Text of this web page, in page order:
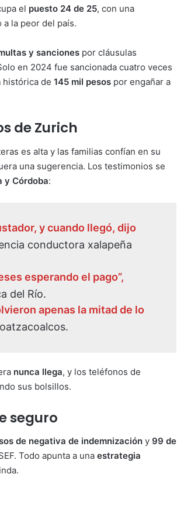
el puesto 24 de 25, con una
a la peor del país.
y sanciones por cláusulas
en 2024 fue sancionada cuatro veces
histórica de 145 mil pesos por engañar a
de Zurich
es alta y las familias confían en su
una sugerencia. Los testimonios se
y Córdoba:
y cuando llegó, dijo
conductora xalapeña
esperando el pago”,
del Río.
apenas la mitad de lo
nunca llega, y los teléfonos de
sus bolsillos.
seguro
de negativa de indemnización y 99 de
Todo apunta a una estrategia